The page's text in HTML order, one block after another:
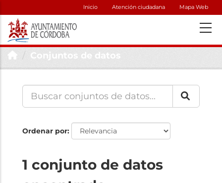
Inicio Atención ciudadana Mapa Web
Conjuntos de datos
Ordenar por
1 conjunto de datos